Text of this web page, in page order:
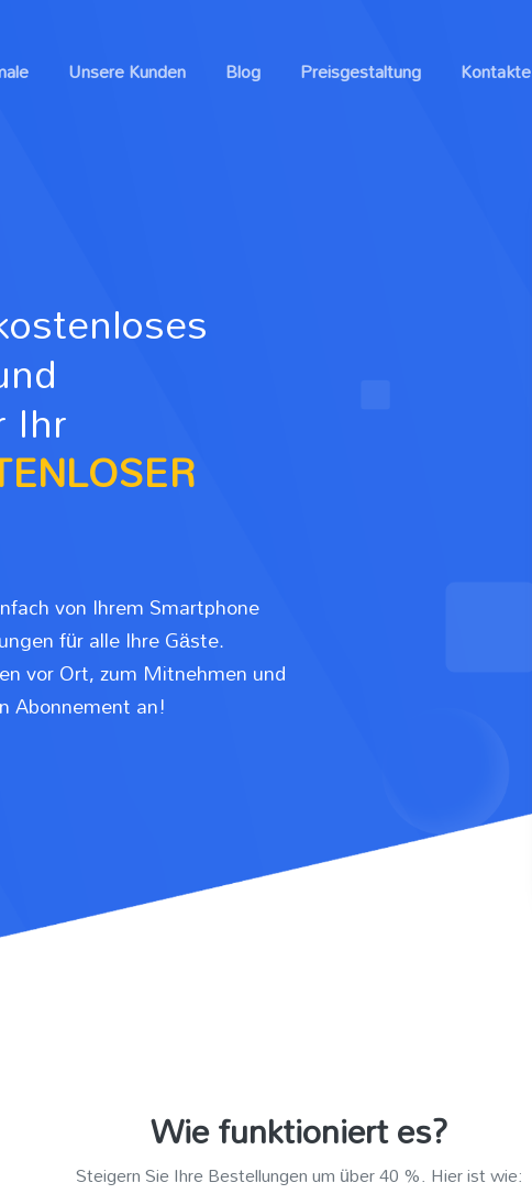
Unsere Kunden Blog Preisgestaltung Kontakte
Ihr
von Ihrem Smartphone
für alle Ihre Gäste.
vor Ort, zum Mitnehmen und
Abonnement an!
Wie funktioniert es?
Steigern Sie Ihre Bestellungen um über 40 %. Hier ist wie: